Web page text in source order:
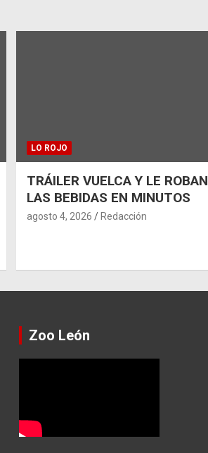
LO ROJO
TRÁILER VUELCA Y LE ROBAN
LAS BEBIDAS EN MINUTOS
agosto 4, 2026 Redacción
Zoo León